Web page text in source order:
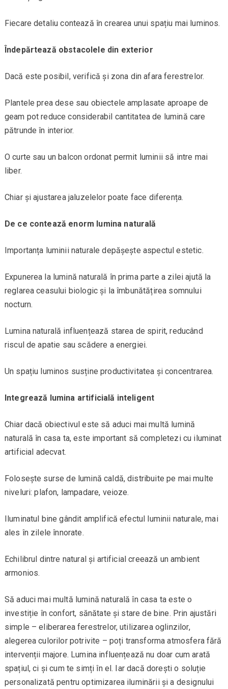
Fiecare detaliu contează în crearea unui spațiu mai luminos.
Îndepărtează obstacolele din exterior
Dacă este posibil, verifică și zona din afara ferestrelor.
Plantele prea dese sau obiectele amplasate aproape de
geam pot reduce considerabil cantitatea de lumină care
pătrunde în interior.
O curte sau un balcon ordonat permit luminii să intre mai
liber.
Chiar și ajustarea jaluzelelor poate face diferența.
De ce contează enorm lumina naturală
Importanța luminii naturale depășește aspectul estetic.
Expunerea la lumină naturală în prima parte a zilei ajută la
reglarea ceasului biologic și la îmbunătățirea somnului
nocturn.
Lumina naturală influențează starea de spirit, reducând
riscul de apatie sau scădere a energiei.
Un spațiu luminos susține productivitatea și concentrarea.
Integrează lumina artificială inteligent
Chiar dacă obiectivul este să aduci mai multă lumină
naturală în casa ta, este important să completezi cu iluminat
artificial adecvat.
Folosește surse de lumină caldă, distribuite pe mai multe
niveluri: plafon, lampadare, veioze.
Iluminatul bine gândit amplifică efectul luminii naturale, mai
ales în zilele înnorate.
Echilibrul dintre natural și artificial creează un ambient
armonios.
Să aduci mai multă lumină naturală în casa ta este o
investiție în confort, sănătate și stare de bine. Prin ajustări
simple – eliberarea ferestrelor, utilizarea oglinzilor,
alegerea culorilor potrivite – poți transforma atmosfera fără
intervenții majore. Lumina influențează nu doar cum arată
spațiul, ci și cum te simți în el. Iar dacă dorești o soluție
personalizată pentru optimizarea iluminării și a designului